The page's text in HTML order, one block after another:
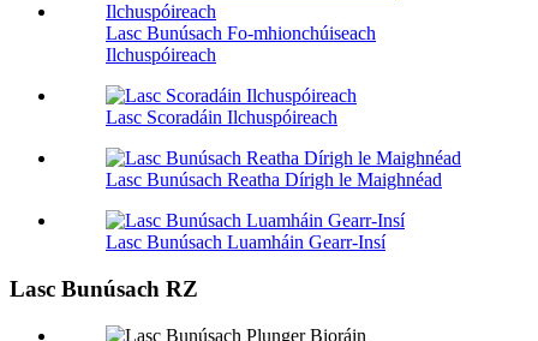
Lasc Bunúsach Fo-mhionchúiseach
Ilchuspóireach
Lasc Scoradáin Ilchuspóireach
Lasc Bunúsach Reatha Dírigh le Maighnéad
Lasc Bunúsach Luamháin Gearr-Insí
Lasc Bunúsach RZ